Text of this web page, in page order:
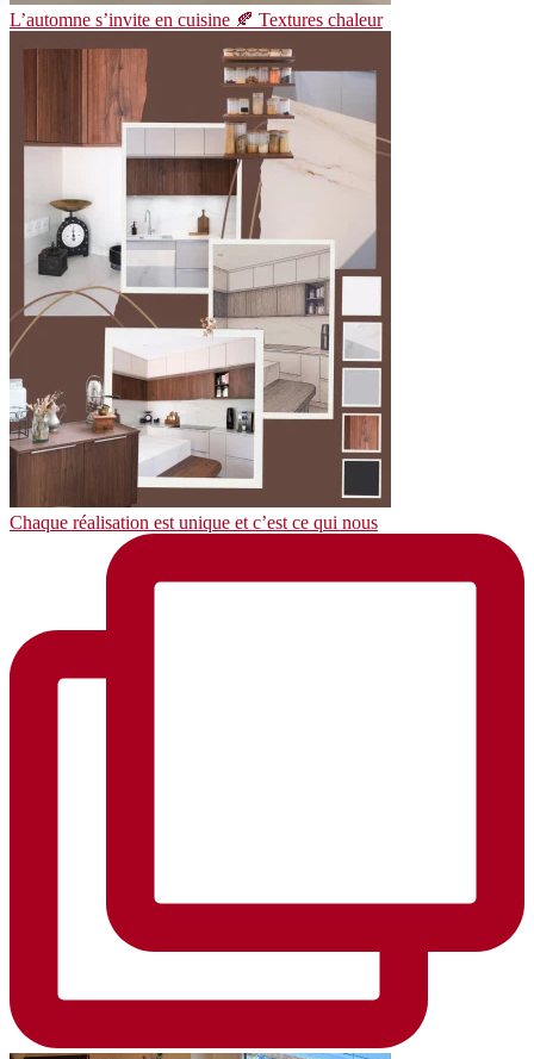
L’automne s’invite en cuisine 🍂 Textures chaleur
Chaque réalisation est unique et c’est ce qui nous